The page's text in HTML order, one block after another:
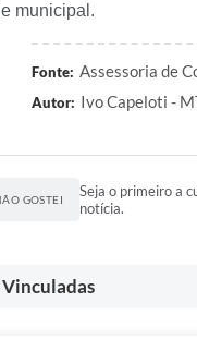
municipal.
Fonte: Assessoria de
Autor: Ivo Capeloti -
GOSTEI
Seja o primeiro a
notícia.